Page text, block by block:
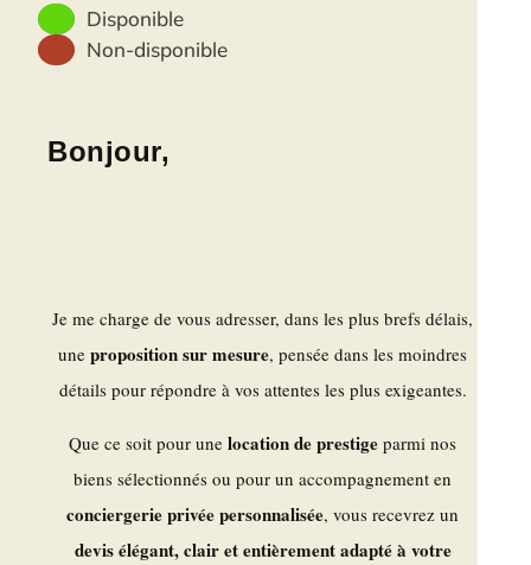
Disponible
Non-disponible
Bonjour,
Je me charge de vous adresser, dans les plus brefs délais,
uneproposition sur mesure, pensée dans les moindres
détails pour répondre à vos attentes les plus exigeantes.
Que ce soit pour unelocation de prestige parmi nos
biens sélectionnés ou pour un accompagnement en
conciergerie privée personnalisée, vous recevrez un
devis élégant, clair et entièrement adapté à votre